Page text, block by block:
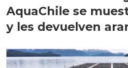
AquaChile se
y les devuelven